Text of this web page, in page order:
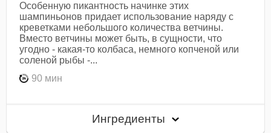
Особенную пикантность начинке этих
шампиньонов придает использование наряду с
креветками небольшого количества ветчины.
Вместо ветчины может быть, в сущности, что
угодно - какая-то колбаса, немного копченой или
соленой рыбы -...
90 мин
Ингредиенты